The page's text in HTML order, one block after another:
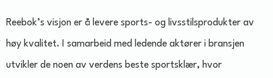
Reebok’s visjon er å levere sports- og livsstilsprodukter av
høy kvalitet. I samarbeid med ledende aktører i bransjen
utvikler de noen av verdens beste sportsklær, hvor